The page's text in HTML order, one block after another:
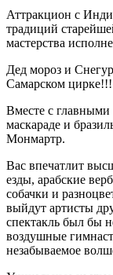
Аттракцион с
традиций
мастерства
Дед мороз и
Самарском цирке!!!
Вместе с
маскараде и
Монмартр.
Вас впечатлит
езды, арабские
собачки и
выйдут артисты
спектакль был бы
воздушные
незабываемое